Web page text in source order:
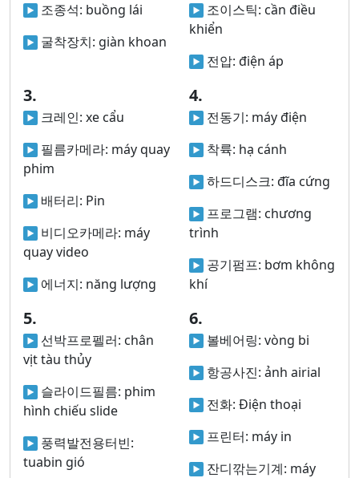
조종석: buồng lái
굴착장치: giàn khoan
조이스틱: cần điều
khiển
전압: điện áp
3.
크레인: xe cẩu
필름카메라: máy quay
phim
배터리: Pin
비디오카메라: máy
quay video
에너지: năng lượng
4.
전동기: máy điện
착륙: hạ cánh
하드디스크: đĩa cứng
프로그램: chương
trình
공기펌프: bơm không
khí
5.
선박프로펠러: chân
vịt tàu thủy
슬라이드필름: phim
hình chiếu slide
풍력발전용터빈:
tuabin gió
6.
볼베어링: vòng bi
항공사진: ảnh airial
전화: Điện thoại
프린터: máy in
잔디깎는기계: máy